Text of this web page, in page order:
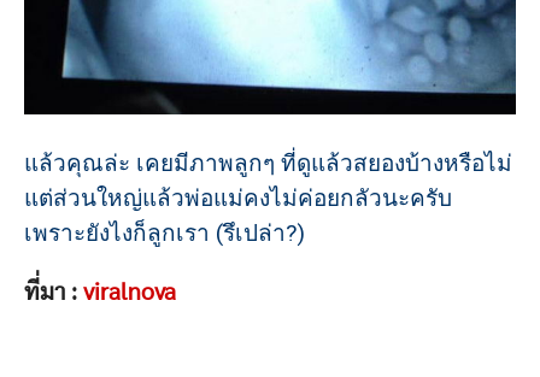
แล้วคุณล่ะ เคยมีภาพลูกๆ ที่ดูแล้วสยองบ้างหรือไม่
แต่ส่วนใหญ่แล้วพ่อแม่คงไม่ค่อยกลัวนะครับ
เพราะยังไงก็ลูกเรา (รึเปล่า?)
ที่มา : viralnova